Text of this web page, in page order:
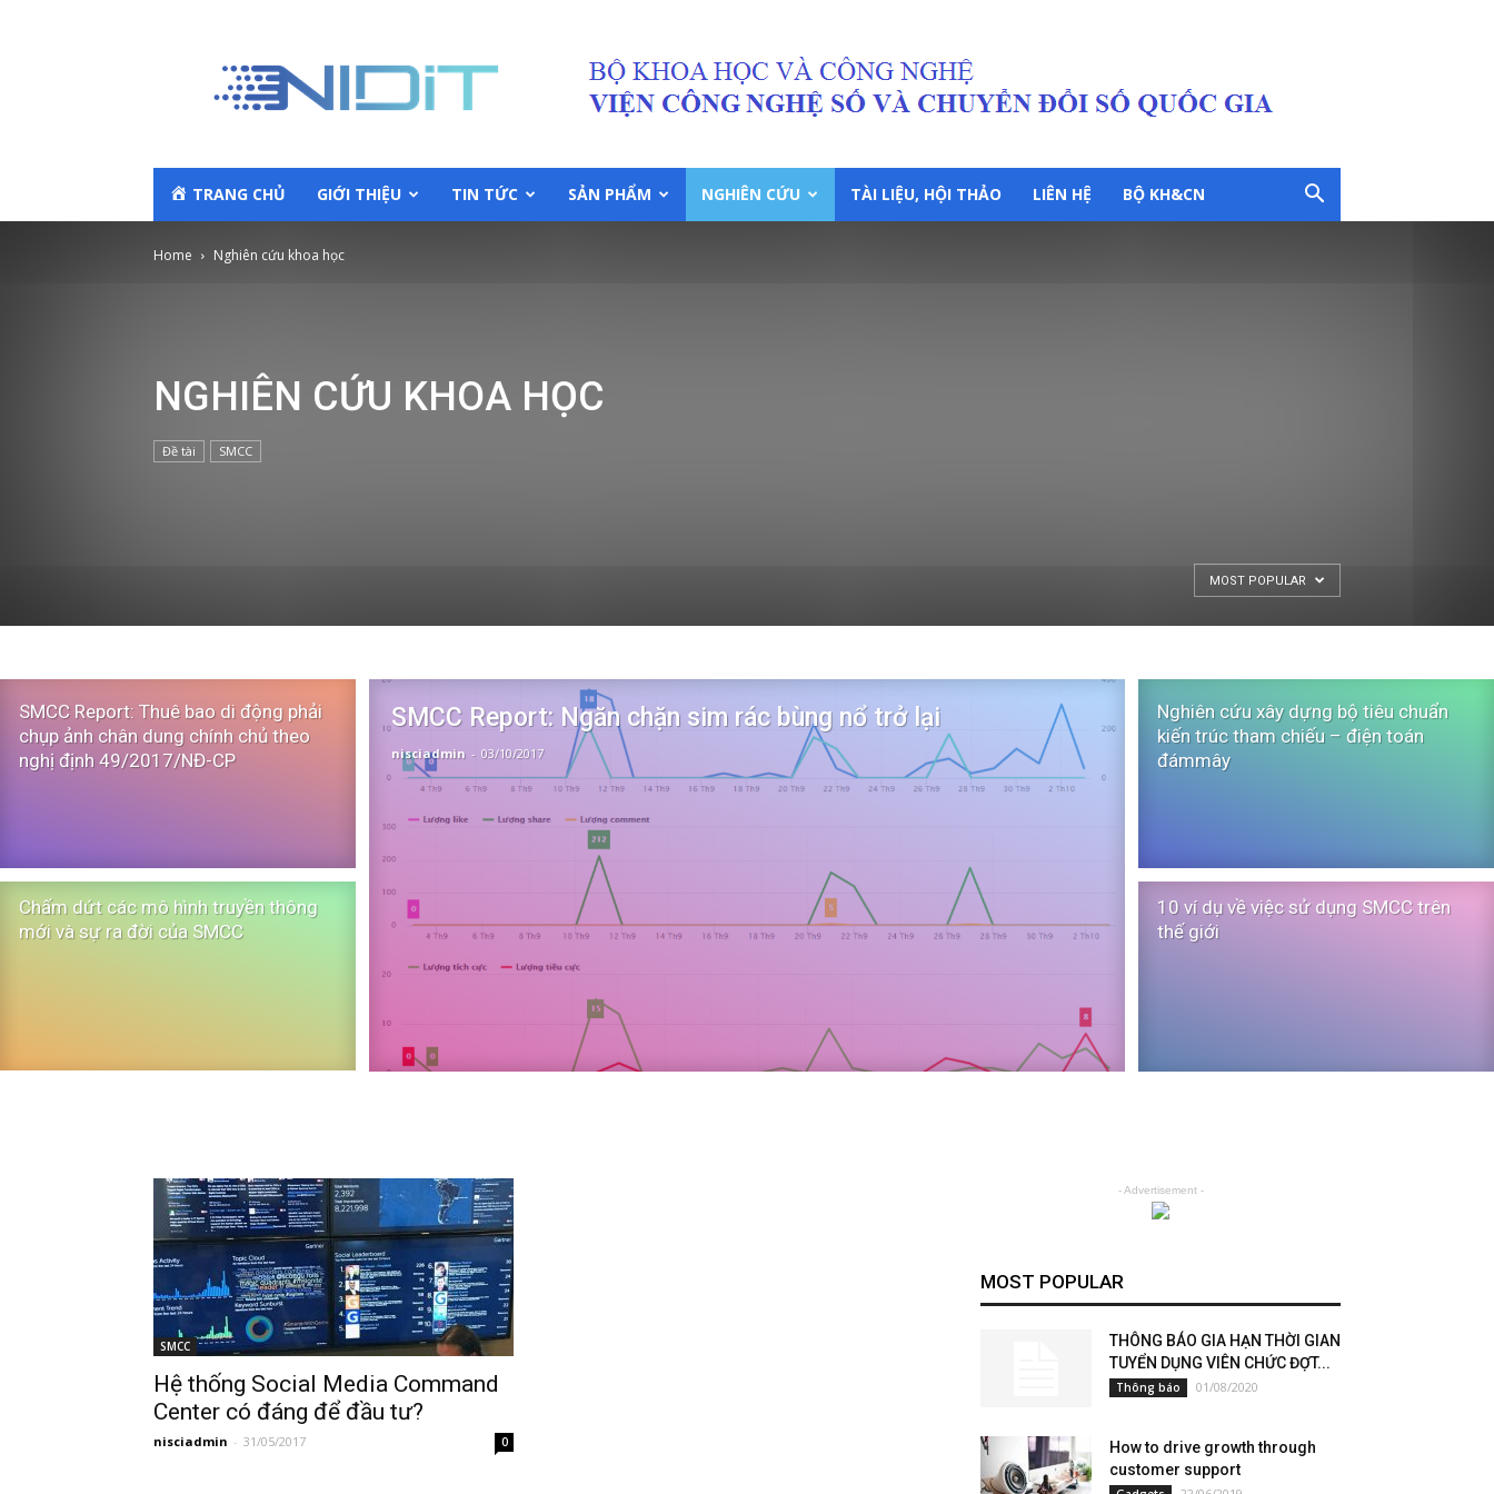
TRANG CHỦ GIỚI THIỆU TIN TỨC SẢN PHẨM NGHIÊN CỨU TÀI LIỆU, HỘI THẢO LIÊN HỆ BỘ KH&CN
Home Nghiên cứu khoa học
NGHIÊN CỨU KHOA HỌC
Đề tài SMCC
MOST POPULAR
SMCC Report: Thuê bao di động phải
chụp ảnh chân dung chính chủ theo
nghị định 49/2017/NĐ-CP
Chấm dứt các mô hình truyền thông
mới và sự ra đời của SMCC
SMCC Report: Ngăn chặn sim rác bùng nổ trở lại
nisciadmin - 03/10/2017
Nghiên cứu xây dựng bộ tiêu chuẩn
kiến trúc tham chiếu – điện toán
đámmây
10 ví dụ về việc sử dụng SMCC trên
thế giới
SMCC
Hệ thống Social Media Command
Center có đáng để đầu tư?
nisciadmin - 31/05/2017 0
- Advertisement -
MOST POPULAR
THÔNG BÁO GIA HẠN THỜI GIAN
TUYỂN DỤNG VIÊN CHỨC ĐỢT...
Thông báo 01/08/2020
How to drive growth through
customer support